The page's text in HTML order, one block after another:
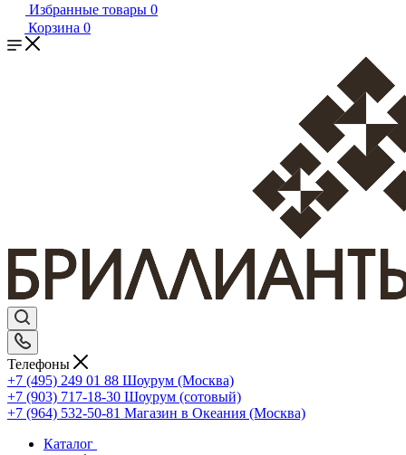
Избранные товары 0
Корзина 0
Телефоны
+7 (495) 249 01 88 Шоурум (Москва)
+7 (903) 717-18-30 Шоурум (сотовый)
+7 (964) 532-50-81 Магазин в Океания (Москва)
Каталог